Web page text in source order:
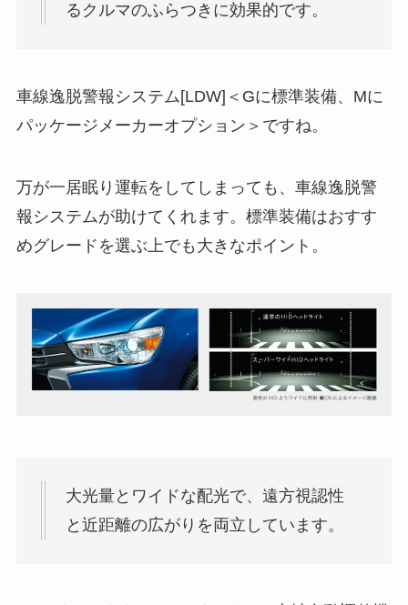
るクルマのふらつきに効果的です。
車線逸脱警報システム[LDW]＜Gに標準装備、Mに
パッケージメーカーオプション＞ですね。
万が一居眠り運転をしてしまっても、車線逸脱警
報システムが助けてくれます。標準装備はおすす
めグレードを選ぶ上でも大きなポイント。
大光量とワイドな配光で、遠方視認性
と近距離の広がりを両立しています。